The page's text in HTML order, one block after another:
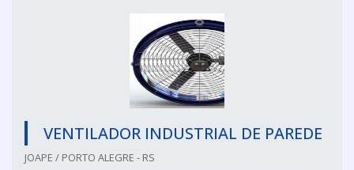
VENTILADOR INDUSTRIAL DE PAREDE
JOAPE / PORTO ALEGRE - RS